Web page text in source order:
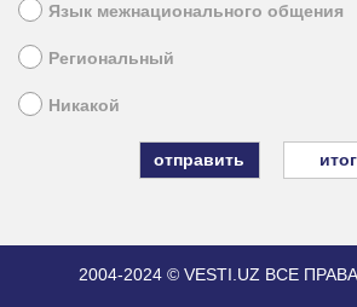
Язык межнационального общения
Региональный
Никакой
2004-2024 © VESTI.UZ ВСЕ